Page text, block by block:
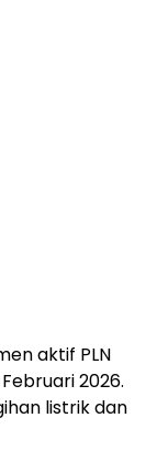
aktif PLN
2026.
listrik dan